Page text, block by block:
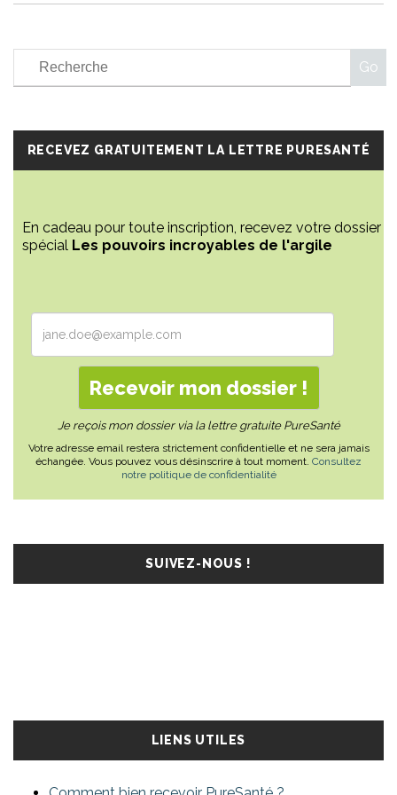
RECEVEZ GRATUITEMENT LA LETTRE PURESANTÉ
En cadeau pour toute inscription, recevez votre dossier
spécial Les pouvoirs incroyables de l'argile
Je reçois mon dossier via la lettre gratuite PureSanté
Votre adresse email restera strictement confidentielle et ne sera jamais
échangée. Vous pouvez vous désinscrire à tout moment. Consultez
notre politique de confidentialité
SUIVEZ-NOUS !
LIENS UTILES